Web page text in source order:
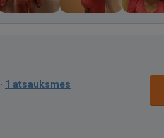
· 1 atsauksmes